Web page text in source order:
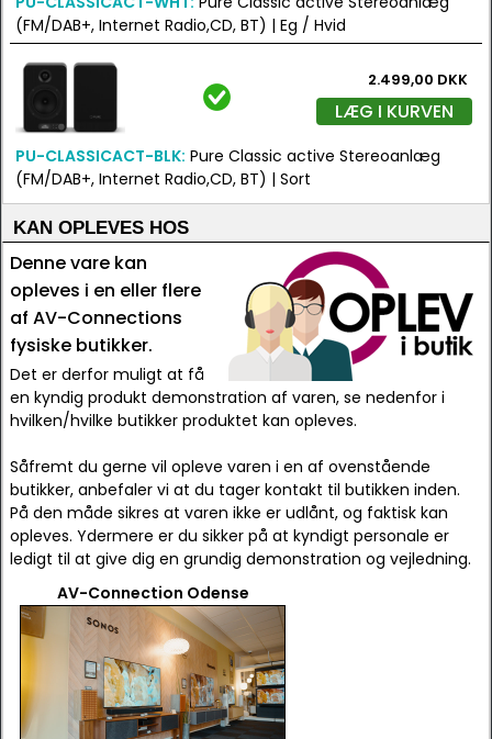
(FM/DAB+, Internet Radio,CD, BT) | Eg / Hvid
2.499,00 DKK
LÆG I KURVEN
PU-CLASSICACT-BLK: Pure Classic active Stereoanlæg
(FM/DAB+, Internet Radio,CD, BT) | Sort
KAN OPLEVES HOS
Denne vare kan
opleves i en eller flere
af AV-Connections
fysiske butikker.
Det er derfor muligt at få
en kyndig produkt demonstration af varen, se nedenfor i
hvilken/hvilke butikker produktet kan opleves.
Såfremt du gerne vil opleve varen i en af ovenstående
butikker, anbefaler vi at du tager kontakt til butikken inden.
På den måde sikres at varen ikke er udlånt, og faktisk kan
opleves. Ydermere er du sikker på at kyndigt personale er
ledigt til at give dig en grundig demonstration og vejledning.
AV-Connection Odense